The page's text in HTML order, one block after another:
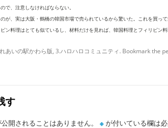
で、注意しなければならない。
が、実は大阪・鶴橋の韓国市場で売られているから驚いた。これを買っ
ン料理はとても似ているし、材料だけを見れば、韓国料理とフィリピン
あいの駅かわら版, 3.ハロハロコミュニティ. Bookmark the
す
開されることはありません。 ※ が付いている欄は